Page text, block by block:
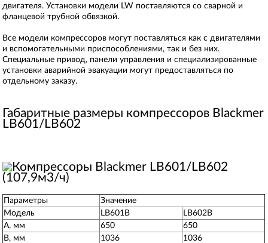
двигателя. Установки модели LW поставляются со сварной и
фланцевой трубной обвязкой.
Все модели компрессоров могут поставляться как с двигателями
и вспомогательными приспособлениями, так и без них.
Специальные привод, панели управления и специализированные
установки аварийной эвакуации могут предоставляться по
отдельному заказу.
Габаритные размеры компрессоров Blackmer
LB601/LB602
Параметры
Значение
Модель
LB601B
LB602B
A, мм
650
650
B, мм
1036
1036